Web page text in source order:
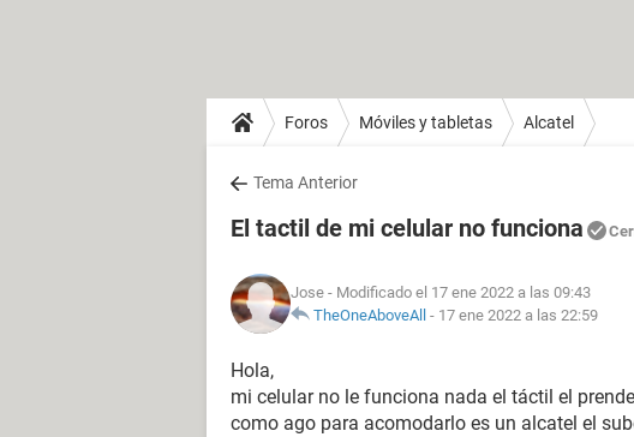
Foros Móviles y tabletas Alcatel
Tema Anterior
El tactil de mi celular no funciona
Jose - Modificado el 17 ene 2022 a las 09:43
TheOneAboveAll - 17 ene 2022 a las 22:59
Hola,
mi celular no le funciona nada el táctil el
como ago para acomodarlo es un alcatel el